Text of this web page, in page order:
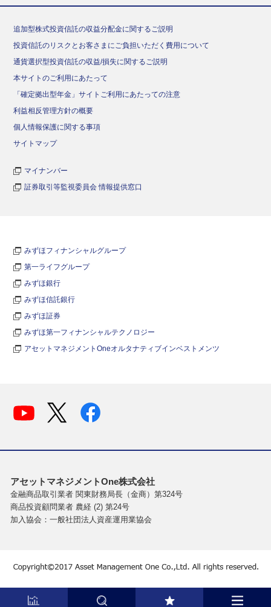
追加型株式投資信託の収益分配金に関するご説明
投資信託のリスクとお客さまにご負担いただく費用について
通貨選択型投資信託の収益/損失に関するご説明
本サイトのご利用にあたって
「確定拠出型年金」サイトご利用にあたっての注意
利益相反管理方針の概要
個人情報保護に関する事項
サイトマップ
マイナンバー
証券取引等監視委員会 情報提供窓口
みずほフィナンシャルグループ
第一ライフグループ
みずほ銀行
みずほ信託銀行
みずほ証券
みずほ第一フィナンシャルテクノロジー
アセットマネジメントOneオルタナティブインベストメンツ
アセットマネジメントOne株式会社
金融商品取引業者 関東財務局長（金商）第324号
商品投資顧問業者 農経 (2) 第24号
加入協会：一般社団法人資産運用業協会